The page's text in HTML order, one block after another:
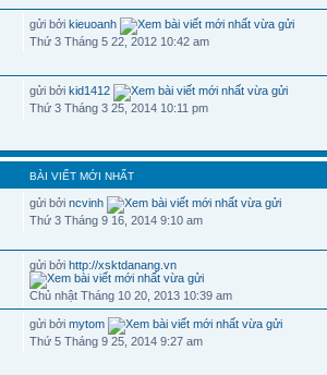
gửi bởikieuoanh
Thứ 3 Tháng 5 22, 2012 10:42 am
gửi bởikid1412
Thứ 3 Tháng 3 25, 2014 10:11 pm
BÀI VIẾT MỚI NHẤT
gửi bởincvinh
Thứ 3 Tháng 9 16, 2014 9:10 am
gửi bởihttp://xsktdanang.vn
Chủ nhật Tháng 10 20, 2013 10:39 am
gửi bởimytom
Thứ 5 Tháng 9 25, 2014 9:27 am